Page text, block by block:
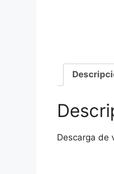
Descarga de